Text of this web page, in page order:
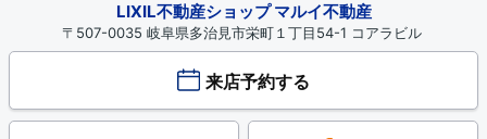
LIXIL不動産ショップ マルイ不動産
〒507-0035 岐阜県多治見市栄町１丁目54-1 コアラビル
来店予約する